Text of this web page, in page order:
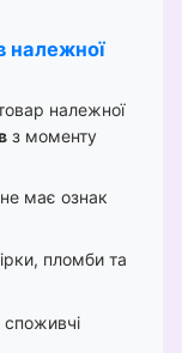
належної
належної
з моменту
має ознак
пломби та
споживчі